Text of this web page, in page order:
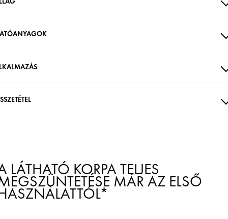
LÁTHATÓ KORPA TELJES
MÁR AZ ELSŐ